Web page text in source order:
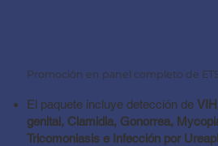
Promoción en panel completo de
El paquete incluye detección de
genital, Clamidia, Gonorrea,
Tricomoniasis e Infección por